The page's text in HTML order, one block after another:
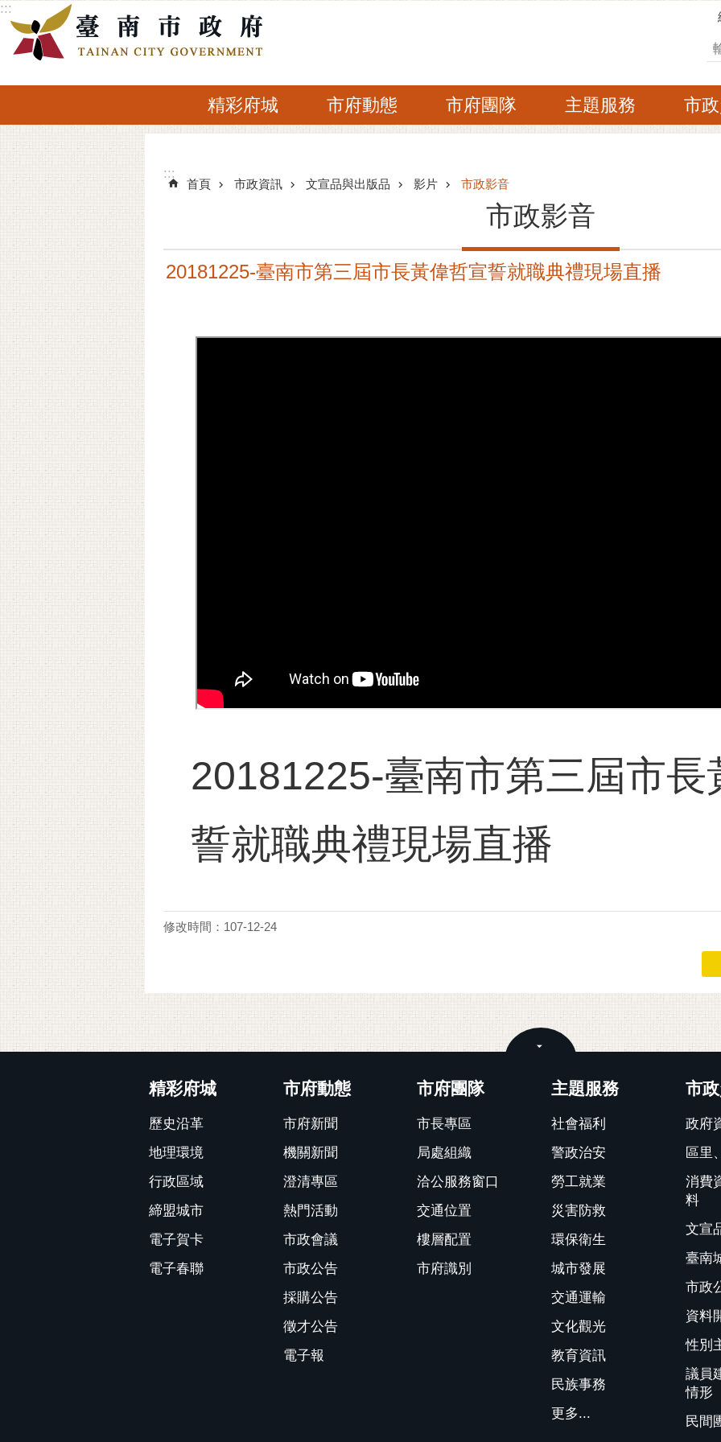
跳到主要內容區塊
:::
精彩府城 市府動態 市府團隊 主題服務 市
:::
:::
首頁 市政資訊 文宣品與出版品 影片 市政影音
市政影音
20181225-臺南市第三屆市長黃偉哲宣誓就職典禮現場直播
20181225-臺南市第三屆市長
誓就職典禮現場直播
修改時間：107-12-24
精彩府城
歷史沿革
地理環境
行政區域
締盟城市
電子賀卡
電子春聯
市府動態
市府新聞
機關新聞
澄清專區
熱門活動
市政會議
市政公告
採購公告
徵才公告
電子報
市府團隊
市長專區
局處組織
洽公服務窗口
交通位置
樓層配置
市府識別
主題服務
社會福利
警政治安
勞工就業
災害防救
環保衛生
城市發展
交通運輸
文化觀光
教育資訊
民族事務
更多...
市
政府
區里
消費
料
文宣
臺南
市政
資料
性別
議員
情形
民間